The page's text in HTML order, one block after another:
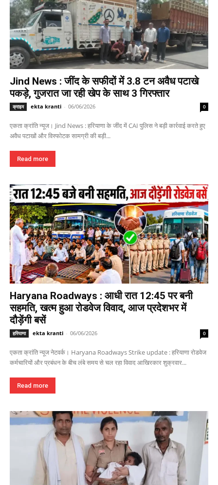
Jind News : जींद के सफीदों में 3.8 टन अवैध पटाखे
पकड़े, गुजरात जा रही खेप के साथ 3 गिरफ्तार
क्राइम ekta kranti - 06/06/2026 0
एकता क्रांति न्यूज। Jind News : हरियाणा के जींद में CAI पुलिस ने बड़ी कार्रवाई करते हुए
अवैध पटाखों और विस्फोटक सामग्री की बड़ी...
Read more
Haryana Roadways : आधी रात 12:45 पर बनी
सहमति, खत्म हुआ रोडवेज विवाद, आज प्रदेशभर में
दौड़ेंगी बसें
हरियाणा ekta kranti - 06/06/2026 0
एकता क्रांति न्यूज नेटवर्क। Haryana Roadways Strike update : हरियाणा रोडवेज
कर्मचारियों और प्रबंधन के बीच लंबे समय से चल रहा विवाद आखिरकार शुक्रवार...
Read more